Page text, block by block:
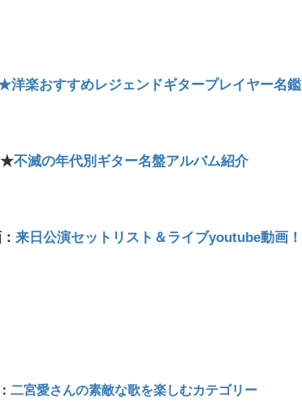
洋楽おすすめレジェンドギタープレイヤー名鑑
不滅の年代別ギター名盤アルバム紹介
来日公演セットリスト＆ライブyoutube動画！
二宮愛さんの素敵な歌を楽しむカテゴリー